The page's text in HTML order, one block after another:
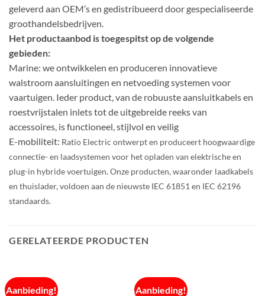
geleverd aan OEM’s en gedistribueerd door gespecialiseerde
groothandelsbedrijven.
Het productaanbod is toegespitst op de volgende
gebieden:
Marine: we ontwikkelen en produceren innovatieve
walstroom aansluitingen en netvoeding systemen voor
vaartuigen. Ieder product, van de robuuste aansluitkabels en
roestvrijstalen inlets tot de uitgebreide reeks van
accessoires, is functioneel, stijlvol en veilig
E-mobiliteit: Ratio Electric ontwerpt en produceert hoogwaardige
connectie- en laadsystemen voor het opladen van elektrische en
plug-in hybride voertuigen. Onze producten, waaronder laadkabels
en thuislader, voldoen aan de nieuwste IEC 61851 en IEC 62196
standaards.
GERELATEERDE PRODUCTEN
Aanbieding! Aanbieding!